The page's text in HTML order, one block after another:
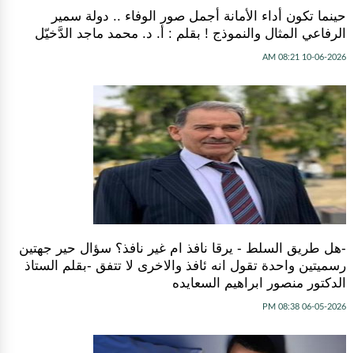
حينما تكون أداء الأمانة أجمل صور الوفاء .. دولة سمير
الرفاعي المثال والنموذج ! بقلم : أ. د. محمد ماجد الدَّخيّل
10-06-2026 08:21 AM
-هل طريق السلط - يرقا نافذ ام غير نافذ؟ سؤال حير جهتين
رسميتين واحدة تقول انه ئافذ والاخرى لا تتفق -بقلم الستاذ
الدكتور منصور ابراهيم السعايده
06-05-2026 08:38 PM